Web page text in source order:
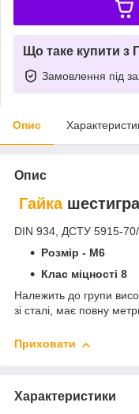
Що таке купити з
Замовлення під
Опис
Опис
Гайка
DIN 934, ДСТУ 5915-
Розмір - М6
Клас міцності 8
Належить до групи
зі сталі, має повну
Приховати
Характеристики